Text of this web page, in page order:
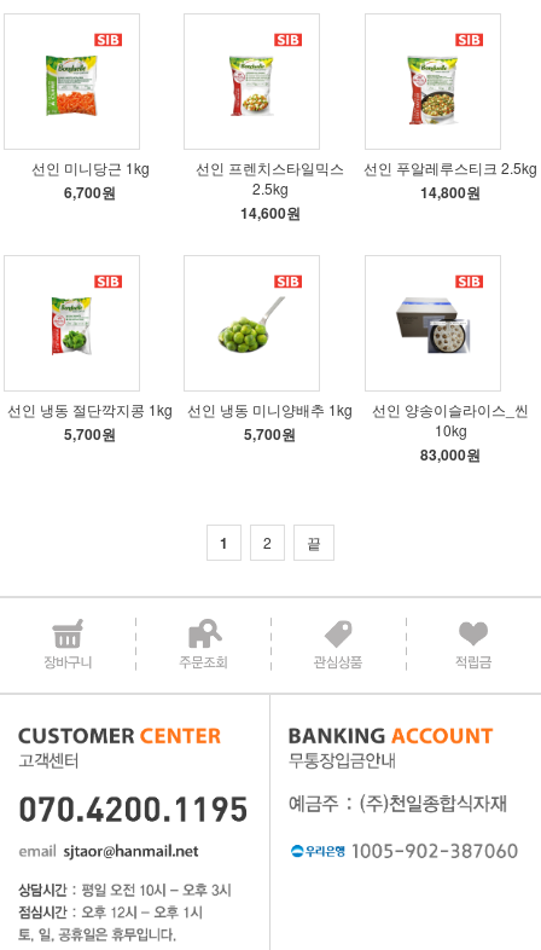
선인 미니당근 1kg
6,700원
선인 프렌치스타일믹스
2.5kg
14,600원
선인 푸알레루스티크 2.5kg
14,800원
선인 냉동 절단깍지콩 1kg
5,700원
선인 냉동 미니양배추 1kg
5,700원
선인 양송이슬라이스_씬
10kg
83,000원
1 2 끝